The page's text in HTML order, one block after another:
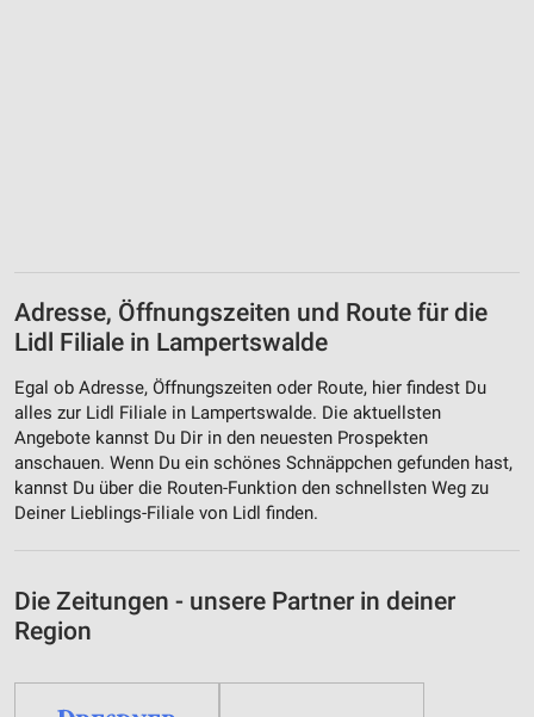
Adresse, Öffnungszeiten und Route für die
Lidl Filiale in Lampertswalde
Egal ob Adresse, Öffnungszeiten oder Route, hier findest Du
alles zur Lidl Filiale in Lampertswalde. Die aktuellsten
Angebote kannst Du Dir in den neuesten Prospekten
anschauen. Wenn Du ein schönes Schnäppchen gefunden hast,
kannst Du über die Routen-Funktion den schnellsten Weg zu
Deiner Lieblings-Filiale von Lidl finden.
Die Zeitungen - unsere Partner in deiner
Region